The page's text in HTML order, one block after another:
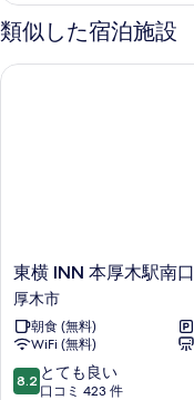
テ
レ
て
の
写
真
を
イ
ン
チ
テ
ブ
ル
ル
す
べ
て
の
ド
セ
ダ
詳
細
類似した宿泊施設
東
横
INN
本
厚
木
駅
東横 INN 本厚木駅南口
厚木市
朝食 (無料)
WiFi (無料)
10
段
8.2 とても良い
口コミ 423 件
東横 INN 本厚木駅南口